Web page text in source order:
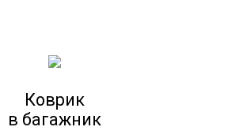
Коврик
в багажник